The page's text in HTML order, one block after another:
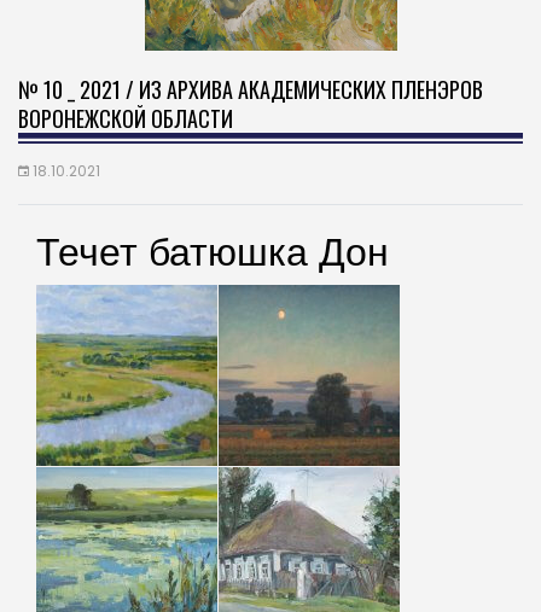
№ 10 _ 2021 / ИЗ АРХИВА АКАДЕМИЧЕСКИХ ПЛЕНЭРОВ
ВОРОНЕЖСКОЙ ОБЛАСТИ
18.10.2021
Течет батюшка Дон